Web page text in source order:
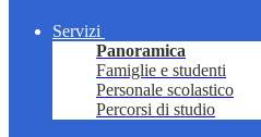
Servizi
Panoramica
Famiglie e studenti
Personale scolastico
Percorsi di studio